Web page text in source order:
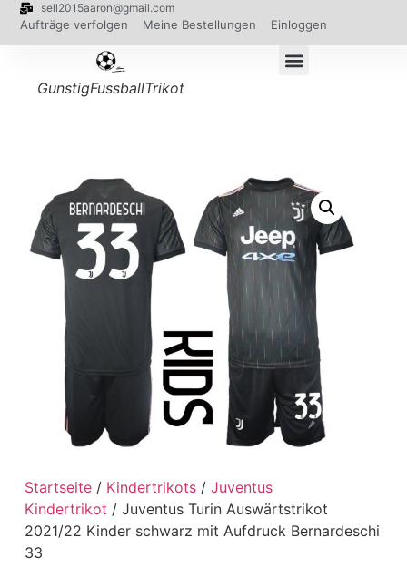
sell2015aaron@gmail.com
Aufträge verfolgen Meine Bestellungen Einloggen
GunstigFussballTrikot
Startseite/ Kindertrikots/ Juventus
Kindertrikot / Juventus Turin Auswärtstrikot
2021/22 Kinder schwarz mit Aufdruck Bernardeschi
33